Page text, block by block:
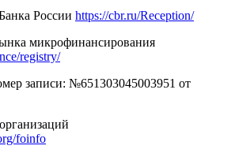
России https://cbr.ru/Reception/
микрофинансирования
registry/
записи: №651303045003951 от
foinfo